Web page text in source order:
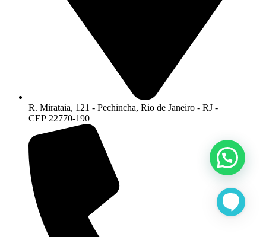
R. Mirataia, 121 - Pechincha, Rio de Janeiro - RJ -
CEP 22770-190